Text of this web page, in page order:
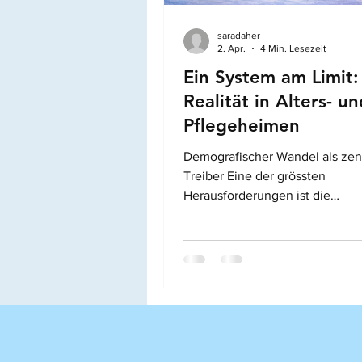
Medikamente
Komplexität
Leadership /
Ein System am
Realität in Alters-
Pflegeheimen
Demografischer Wandel als
Treiber Eine der grössten
Herausforderungen ist die
damit steigt auch der Bedarf an
saradaher
2. Apr.
4 Min. Lesezeit